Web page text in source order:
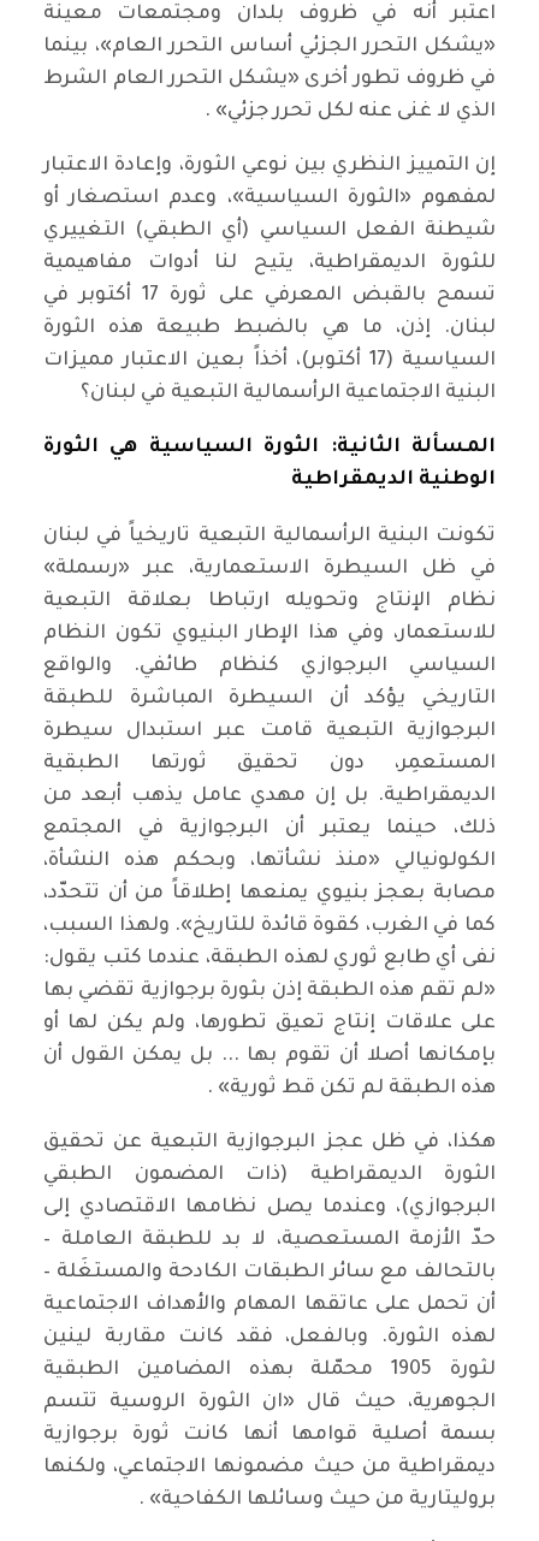
اعتبر أنه في ظروف بلدان ومجتمعات معينة
«يشكل التحرر الجزئي أساس التحرر العام»، بينما
في ظروف تطور أخرى «يشكل التحرر العام الشرط
الذي لا غنى عنه لكل تحرر جزئي» .
إن التمييز النظري بين نوعي الثورة، وإعادة الاعتبار
لمفهوم «الثورة السياسية»، وعدم استصغار أو
شيطنة الفعل السياسي (أي الطبقي) التغييري
للثورة الديمقراطية، يتيح لنا أدوات مفاهيمية
تسمح بالقبض المعرفي على ثورة 17 أكتوبر في
لبنان. إذن، ما هي بالضبط طبيعة هذه الثورة
السياسية (17 أكتوبر)، أخذاً بعين الاعتبار مميزات
البنية الاجتماعية الرأسمالية التبعية في لبنان؟
المسألة الثانية: الثورة السياسية هي الثورة
الوطنية الديمقراطية
تكونت البنية الرأسمالية التبعية تاريخياً في لبنان
في ظل السيطرة الاستعمارية، عبر «رسملة»
نظام الإنتاج وتحويله ارتباطا بعلاقة التبعية
للاستعمار، وفي هذا الإطار البنيوي تكون النظام
السياسي البرجوازي كنظام طائفي. والواقع
التاريخي يؤكد أن السيطرة المباشرة للطبقة
البرجوازية التبعية قامت عبر استبدال سيطرة
المستعمِر، دون تحقيق ثورتها الطبقية
الديمقراطية. بل إن مهدي عامل يذهب أبعد من
ذلك، حينما يعتبر أن البرجوازية في المجتمع
الكولونيالي «منذ نشأتها، وبحكم هذه النشأة،
مصابة بعجز بنيوي يمنعها إطلاقاً من أن تتحدّد،
كما في الغرب، كقوة قائدة للتاريخ». ولهذا السبب،
نفى أي طابع ثوري لهذه الطبقة، عندما كتب يقول:
«لم تقم هذه الطبقة إذن بثورة برجوازية تقضي بها
على علاقات إنتاج تعيق تطورها، ولم يكن لها أو
بإمكانها أصلا أن تقوم بها ... بل يمكن القول أن
هذه الطبقة لم تكن قط ثورية» .
هكذا، في ظل عجز البرجوازية التبعية عن تحقيق
الثورة الديمقراطية (ذات المضمون الطبقي
البرجوازي)، وعندما يصل نظامها الاقتصادي إلى
حدّ الأزمة المستعصية، لا بد للطبقة العاملة –
بالتحالف مع سائر الطبقات الكادحة والمستغَلة –
أن تحمل على عاتقها المهام والأهداف الاجتماعية
لهذه الثورة. وبالفعل، فقد كانت مقاربة لينين
لثورة 1905 محمّلة بهذه المضامين الطبقية
الجوهرية، حيث قال «ان الثورة الروسية تتسم
بسمة أصلية قوامها أنها كانت ثورة برجوازية
ديمقراطية من حيث مضمونها الاجتماعي، ولكنها
بروليتارية من حيث وسائلها الكفاحية» .